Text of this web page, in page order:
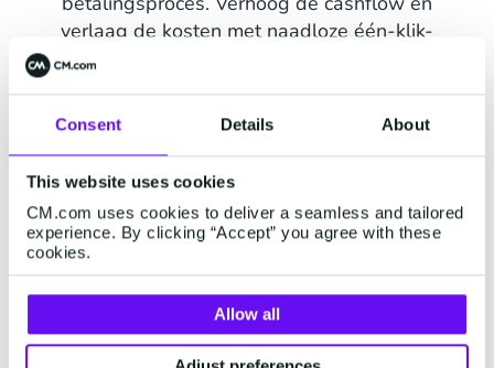
Consent Details About
This website uses cookies
CM.com uses cookies to deliver a seamless and tailored
experience. By clicking “Accept” you agree with these
cookies.
Allow all
verlaag de kosten met naadloze één-klik-
Recurring
betaaloplossingen voor
snelgroeiende bedrijven
Maak loyale klanten van je gebruikers